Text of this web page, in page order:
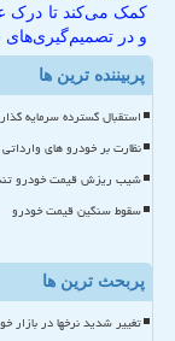
کمک می‌کند تا درک
و در تصمیم‌گیری‌های
پربیننده ترین ها
استقبال گسترده سرمایه
نظارت بر خودرو های
شیب ریزش قیمت خودرو
سقوط سنگین قیمت خودرو
پربحث ترین ها
تغییر شدید نرخها در بازار